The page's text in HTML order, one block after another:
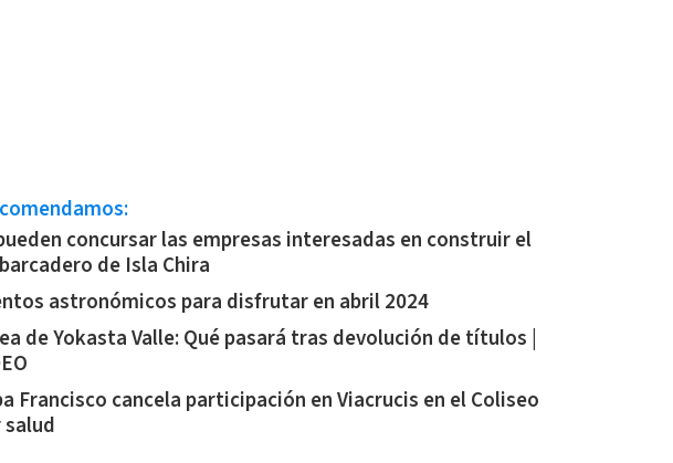
concursar las empresas interesadas en construir el
de Isla Chira
astronómicos para disfrutar en abril 2024
de Yokasta Valle: Qué pasará tras devolución de títulos |
Francisco cancela participación en Viacrucis en el Coliseo
salud